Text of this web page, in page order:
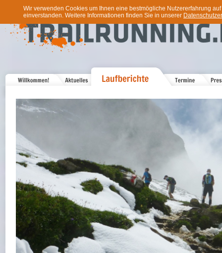
Wir verwenden Cookies um Ihnen eine bestmögliche Nutzererfahrung
einverstanden. Weitere Informationen finden Sie in unserer